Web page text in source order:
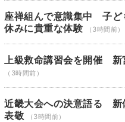
座禅組んで意識集中 子
休みに貴重な体験
（3時間前）
上級救命講習会を開催
（3時間前）
近畿大会への決意語る 新
表敬
（3時間前）